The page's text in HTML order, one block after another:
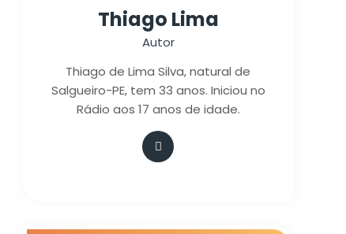
Thiago Lima
Autor
Thiago de Lima Silva, natural de
Salgueiro-PE, tem 33 anos. Iniciou no
Rádio aos 17 anos de idade.